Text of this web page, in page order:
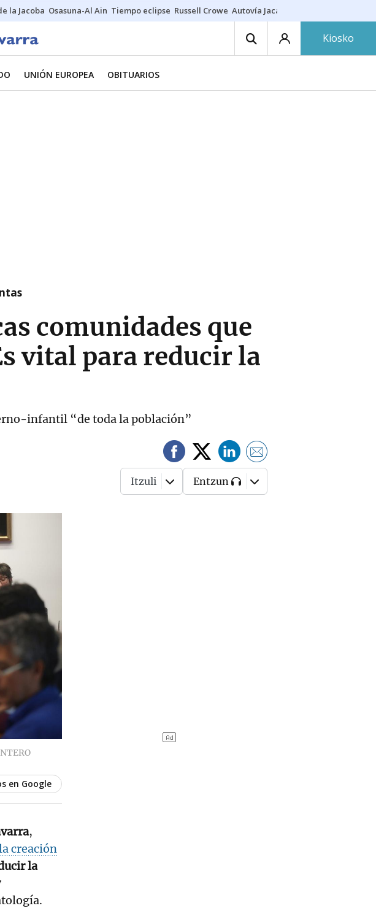
la Jacoba Osasuna-Al Ain Tiempo eclipse Russell Crowe Autovía Jaca
Kiosko
UNIÓN EUROPEA OBITUARIOS
comunidades que
vital para reducir la
infantil “de toda la población”
Itzuli Entzun
en Google
,
creación
la